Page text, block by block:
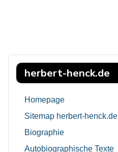
herbert-henck.de
Homepage
Sitemap herbert-henck.de
Biographie
Autobiographische Texte